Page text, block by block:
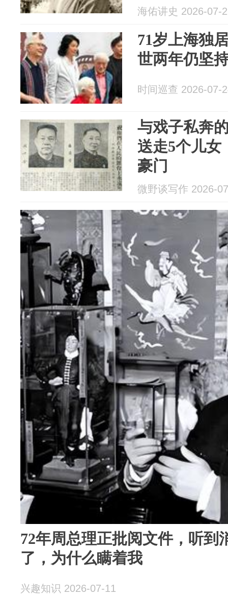
海佑讲史 2026-07-
71岁上海独
世两年仍坚
时间巡查 2026-07-
与戏子私奔
送走5个儿女
豪门
微野谈写作 2026-
72年周总理正批阅文件，听到
了，为什么瞒着我
兴趣知识 2026-07-11